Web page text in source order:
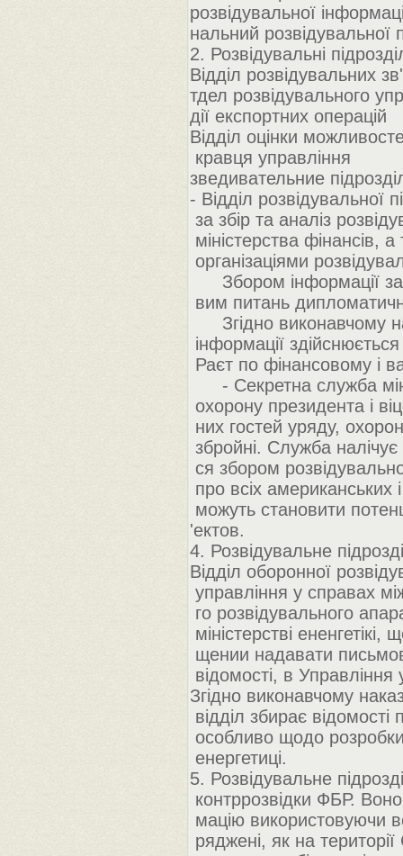
розвідувальної
нальний
2. Розвідувальні
Відділ розвідувальних
тдел розвідувального
дії експортних операцій
Відділ оцінки
кравця управління
зведивательние
- Відділ розвідувальної
за збір та аналіз
міністерства фінансів,
організаціями
Збором інформації за
вим питань
Згідно виконавчому
інформації
Раєт по фінансовому і
- Секретна служба
охорону президента і
них гостей уряду,
збройні. Служба
ся збором
про всіх американських
можуть становити
'ектов.
4. Розвідувальне
Відділ оборонної
управління у справах
го розвідувального
міністерстві
щении надавати
відомості, в
Згідно виконавчому
відділ збирає
особливо щодо розробки
енергетиці.
5. Розвідувальне
контррозвідки ФБР.
мацію використовуючи
ряджені, як на